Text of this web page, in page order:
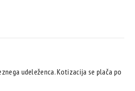
udeleženca. Kotizacija se plača po